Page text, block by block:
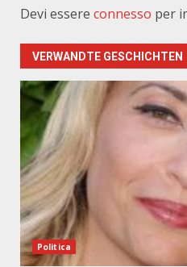
Devi essere connesso per
VERWANDTE GESCHICHTEN
Politica